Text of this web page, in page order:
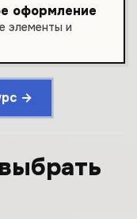
оформление
элементы и
→